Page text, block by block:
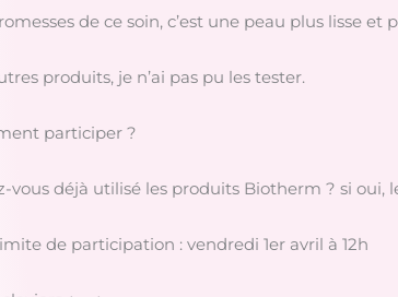
de ce soin, c’est une peau plus lisse
produits, je n’ai pas pu les tester.
participer ?
vous déjà utilisé les produits Biotherm ? si oui,
de participation : vendredi 1er avril à 12h